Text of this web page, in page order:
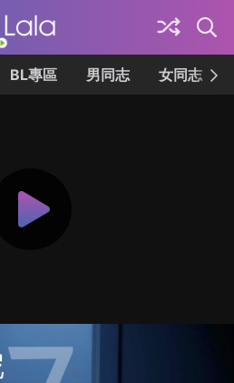
BL專區 男同志 女同志